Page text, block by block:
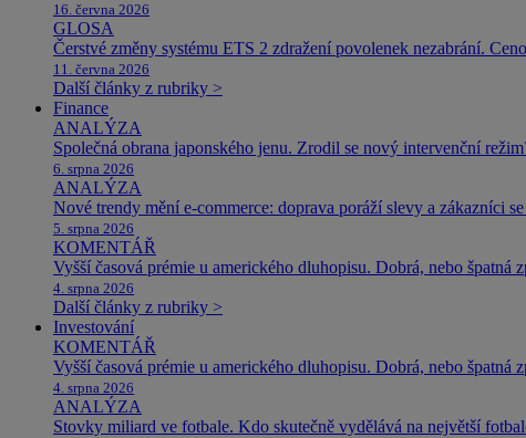
16. června 2026
GLOSA
Čerstvé změny systému ETS 2 zdražení povolenek nezabrání.
11. června 2026
Další články z rubriky >
Finance
ANALÝZA
Společná obrana japonského jenu. Zrodil se nový intervenční
6. srpna 2026
ANALÝZA
Nové trendy mění e-commerce: doprava poráží slevy a zákazníci
5. srpna 2026
KOMENTÁŘ
Vyšší časová prémie u amerického dluhopisu. Dobrá, nebo špatná
4. srpna 2026
Další články z rubriky >
Investování
KOMENTÁŘ
Vyšší časová prémie u amerického dluhopisu. Dobrá, nebo špatná
4. srpna 2026
ANALÝZA
Stovky miliard ve fotbale. Kdo skutečně vydělává na největší